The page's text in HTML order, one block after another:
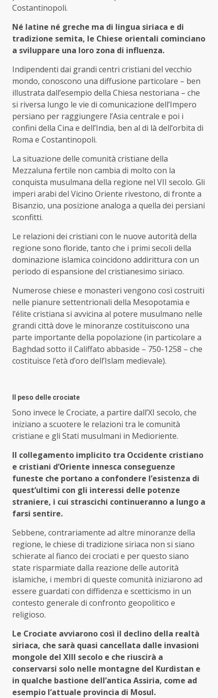
Costantinopoli.
Né latine né greche ma di lingua siriaca e di
tradizione semita, le Chiese orientali cominciano
a sviluppare una loro zona di influenza.
Indipendenti dai grandi centri cristiani del vecchio
mondo, conoscono una diffusione particolare – ben
illustrata dall’esempio della Chiesa nestoriana – che
si riversa lungo le vie di comunicazione dell’Impero
persiano per raggiungere l’Asia centrale e poi i
confini della Cina e dell’India, ben al di là dell’orbita di
Roma e Costantinopoli.
La situazione delle comunità cristiane della
Mezzaluna fertile non cambia di molto con la
conquista musulmana della regione nel VII secolo. Gli
imperi arabi del Vicino Oriente rivestono, di fronte a
Bisanzio, una posizione analoga a quella dei persiani
sconfitti.
Le relazioni dei cristiani con le nuove autorità della
regione sono floride, tanto che i primi secoli della
dominazione islamica coincidono addirittura con un
periodo di espansione del cristianesimo siriaco.
Numerose chiese e monasteri vengono così costruiti
nelle pianure settentrionali della Mesopotamia e
l’élite cristiana si avvicina al potere musulmano nelle
grandi città dove le minoranze costituiscono una
parte importante della popolazione (in particolare a
Baghdad sotto il Califfato abbaside – 750-1258 – che
costituisce l’età d’oro dell’Islam medievale).
Il peso delle crociate
Sono invece le Crociate, a partire dall’XI secolo, che
iniziano a scuotere le relazioni tra le comunità
cristiane e gli Stati musulmani in Medioriente.
Il collegamento implicito tra Occidente cristiano
e cristiani d’Oriente innesca conseguenze
funeste che portano a confondere l’esistenza di
quest’ultimi con gli interessi delle potenze
straniere, i cui strascichi continueranno a lungo a
farsi sentire.
Sebbene, contrariamente ad altre minoranze della
regione, le chiese di tradizione siriaca non si siano
schierate al fianco dei crociati e per questo siano
state risparmiate dalla reazione delle autorità
islamiche, i membri di queste comunità iniziarono ad
essere guardati con diffidenza e scetticismo in un
contesto generale di confronto geopolitico e
religioso.
Le Crociate avviarono così il declino della realtà
siriaca, che sarà quasi cancellata dalle invasioni
mongole del XIII secolo e che riuscirà a
conservarsi solo nelle montagne del Kurdistan e
in qualche bastione dell’antica Assiria, come ad
esempio l’attuale provincia di Mosul.